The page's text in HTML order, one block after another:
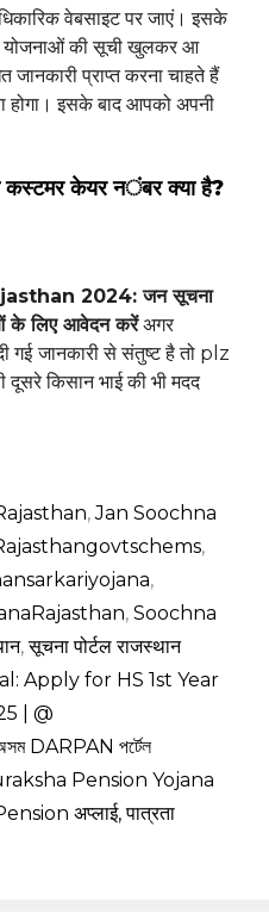
वेबसाइट पर जाएं। इसके
योजनाओं की सूची खुलकर आ
प्राप्त करना चाहते हैं
इसके बाद आपको अपनी
कस्टमर केयर नंबर क्या है?
2024: जन सूचना
के लिए आवेदन करेंअगर
गई जानकारी से संतुष्ट है तो plz
किसान भाई की भी मदद
,Jan Soochna
,
,
, Soochna
,सूचना पोर्टल राजस्थान
Apply for HS 1st Year
| @
DARPAN পৰ্টেল
Pension Yojana
अप्लाई, पात्रता